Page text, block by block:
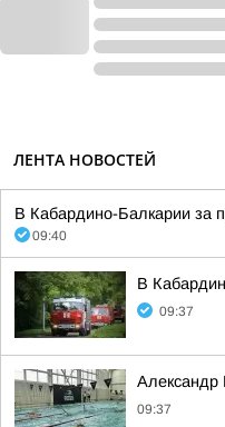
ЛЕНТА НОВОСТЕЙ
В Кабардино-Балкарии за
09:40
В
09:37
Александр
09:37